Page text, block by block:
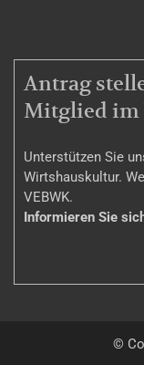
Antrag
Mitglied im
Unterstützen Sie
Wirtshauskultur.
VEBWK.
Informieren Sie
©